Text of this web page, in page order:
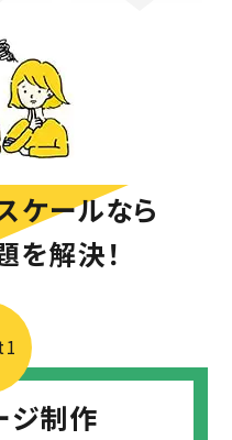
ケールなら
を解決！
ジ制作